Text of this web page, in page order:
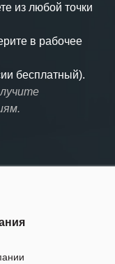
из любой точки
в рабочее
бесплатный).